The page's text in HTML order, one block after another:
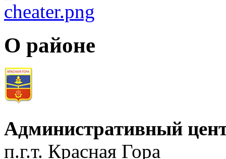
О районе
Административный
п.г.т. Красная Гора